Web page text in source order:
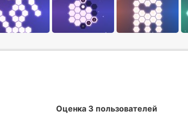
Оценка 3 пользователей